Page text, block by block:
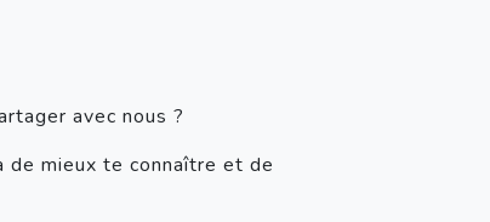
avec nous ?
de mieux te connaître et de